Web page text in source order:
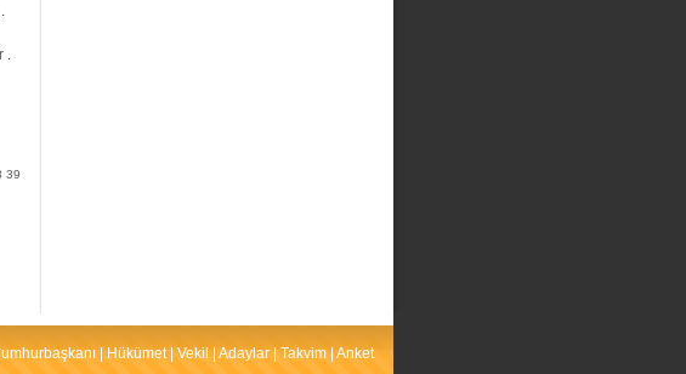
.
.
39
Hükümet| Vekil Adaylar Takvim Anket